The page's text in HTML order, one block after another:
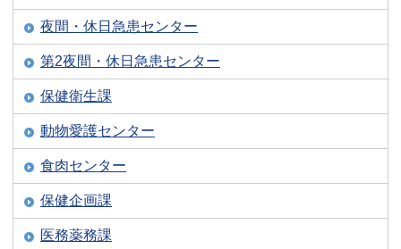
夜間・休日急患センター
第2夜間・休日急患センター
保健衛生課
動物愛護センター
食肉センター
保健企画課
医務薬務課